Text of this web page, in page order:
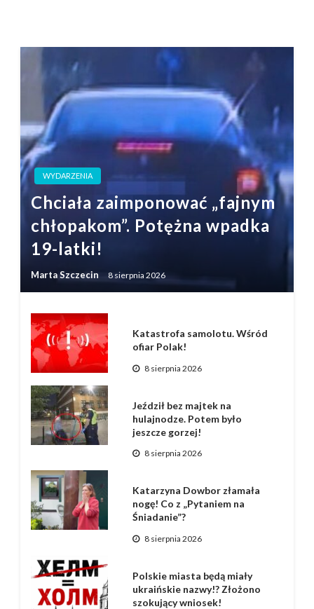
WYDARZENIA
Chciała zaimponować „fajnym
chłopakom”. Potężna wpadka
19-latki!
Marta Szczecin 8 sierpnia 2026
Katastrofa samolotu. Wśród
ofiar Polak!
8 sierpnia 2026
Jeździł bez majtek na
hulajnodze. Potem było
jeszcze gorzej!
8 sierpnia 2026
Katarzyna Dowbor złamała
nogę! Co z „Pytaniem na
Śniadanie”?
8 sierpnia 2026
Polskie miasta będą miały
ukraińskie nazwy!? Złożono
szokujący wniosek!